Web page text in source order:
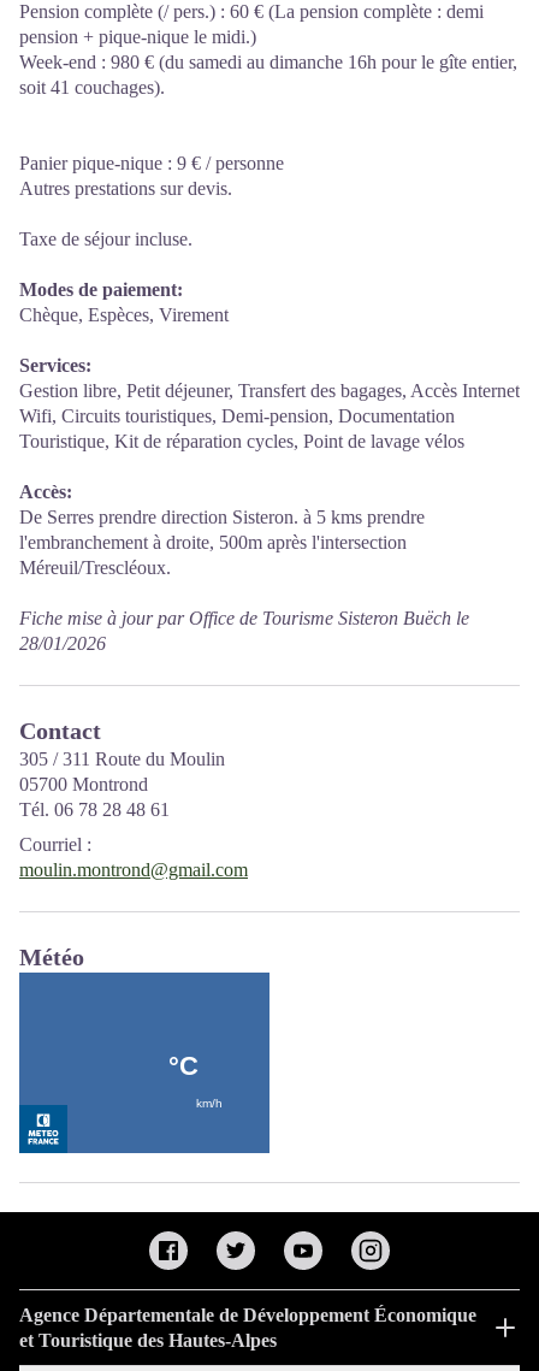
Pension complète (/ pers.) : 60 € (La pension complète : demi
pension + pique-nique le midi.)
Week-end : 980 € (du samedi au dimanche 16h pour le gîte entier,
soit 41 couchages).
Panier pique-nique : 9 € / personne
Autres prestations sur devis.
Taxe de séjour incluse.
Modes de paiement:
Chèque, Espèces, Virement
Services:
Gestion libre, Petit déjeuner, Transfert des bagages, Accès Internet
Wifi, Circuits touristiques, Demi-pension, Documentation
Touristique, Kit de réparation cycles, Point de lavage vélos
Accès:
De Serres prendre direction Sisteron. à 5 kms prendre
l'embranchement à droite, 500m après l'intersection
Méreuil/Trescléoux.
Fiche mise à jour par Office de Tourisme Sisteron Buëch le
28/01/2026
Contact
305 / 311 Route du Moulin
05700 Montrond
Tél. 06 78 28 48 61
Courriel :
moulin.montrond@gmail.com
Météo
Agence Départementale de Développement Économique
et Touristique des Hautes-Alpes